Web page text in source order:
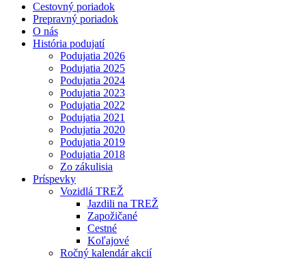
Cestovný poriadok
Prepravný poriadok
O nás
História podujatí
Podujatia 2026
Podujatia 2025
Podujatia 2024
Podujatia 2023
Podujatia 2022
Podujatia 2021
Podujatia 2020
Podujatia 2019
Podujatia 2018
Zo zákulisia
Príspevky
Vozidlá TREŽ
Jazdili na TREŽ
Zapožičané
Cestné
Koľajové
Ročný kalendár akcií